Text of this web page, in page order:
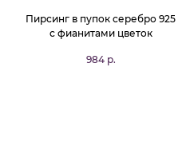
Пирсинг в пупок серебро 925
с фианитами цветок
984 р.